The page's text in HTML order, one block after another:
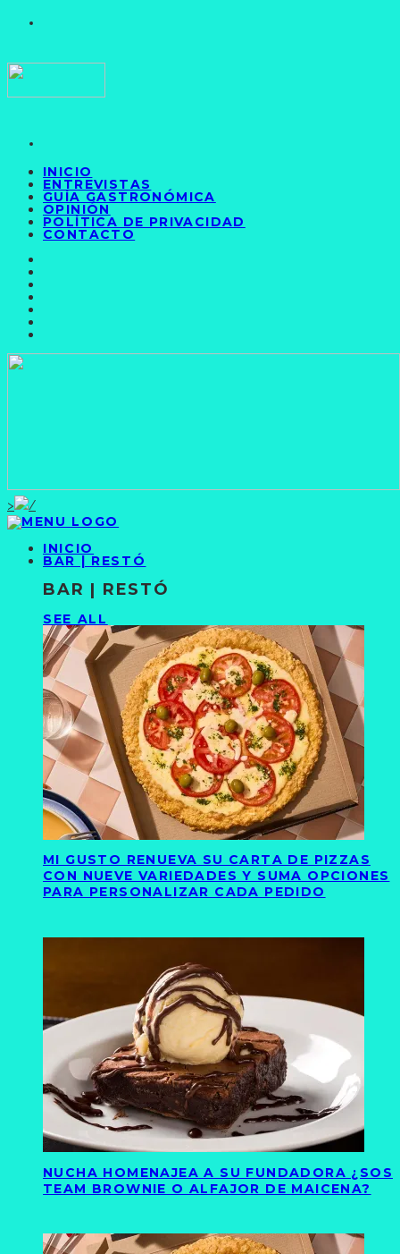
INICIO
ENTREVISTAS
GUÍA GASTRONÓMICA
OPINIÓN
POLÍTICA DE PRIVACIDAD
CONTACTO
>
INICIO
BAR | RESTÓ
BAR | RESTÓ
SEE ALL
MI GUSTO RENUEVA SU CARTA DE PIZZAS
CON NUEVE VARIEDADES Y SUMA OPCIONES
PARA PERSONALIZAR CADA PEDIDO
NUCHA HOMENAJEA A SU FUNDADORA ¿SOS
TEAM BROWNIE O ALFAJOR DE MAICENA?